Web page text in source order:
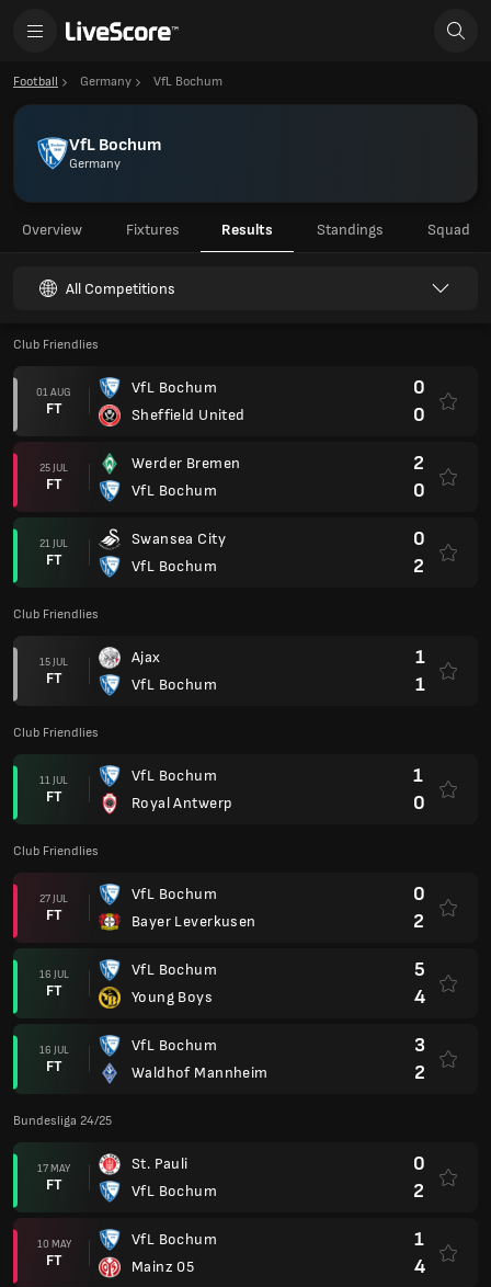
Football Germany VfL Bochum
VfL Bochum
Germany
Overview Fixtures Results Standings Squad
All Competitions
Club Friendlies
01 AUG
FT
VfL Bochum
Sheffield United
0
0
25 JUL
FT
Werder Bremen
VfL Bochum
2
0
21 JUL
FT
Swansea City
VfL Bochum
0
2
Club Friendlies
15 JUL
FT
Ajax
VfL Bochum
1
1
Club Friendlies
11 JUL
FT
VfL Bochum
Royal Antwerp
1
0
Club Friendlies
27 JUL
FT
VfL Bochum
Bayer Leverkusen
0
2
16 JUL
FT
VfL Bochum
Young Boys
5
4
16 JUL
FT
VfL Bochum
Waldhof Mannheim
3
2
Bundesliga 24/25
17 MAY
FT
St. Pauli
VfL Bochum
0
2
10 MAY
FT
VfL Bochum
Mainz 05
1
4